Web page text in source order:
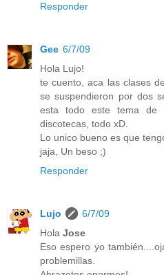
Responder
Gee 6/7/09
Hola Lujo!
te cuento, aca las clases
se suspendieron por dos
esta todo este tema de
discotecas, todo xD.
Lo unico bueno es que
jaja, Un beso ;)
Responder
Lujo
6/7/09
Hola Jose
Eso espero yo
problemillas.